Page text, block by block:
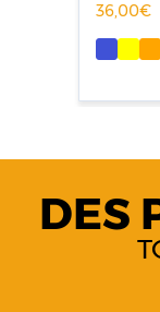
36,00
DES